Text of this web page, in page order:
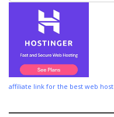
affiliate link for the best web host